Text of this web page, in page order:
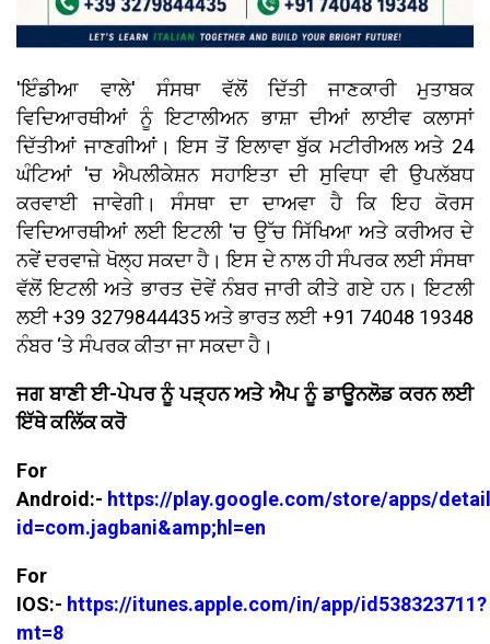
'ਇੰਡੀਆ ਵਾਲੇ' ਸੰਸਥਾ ਵੱਲੋਂ ਦਿੱਤੀ ਜਾਣਕਾਰੀ ਮੁਤਾਬਕ
ਵਿਦਿਆਰਥੀਆਂ ਨੂੰ ਇਟਾਲੀਅਨ ਭਾਸ਼ਾ ਦੀਆਂ ਲਾਈਵ ਕਲਾਸਾਂ
ਦਿੱਤੀਆਂ ਜਾਣਗੀਆਂ। ਇਸ ਤੋਂ ਇਲਾਵਾ ਬੁੱਕ ਮਟੀਰੀਅਲ ਅਤੇ 24
ਘੰਟਿਆਂ 'ਚ ਐਪਲੀਕੇਸ਼ਨ ਸਹਾਇਤਾ ਦੀ ਸੁਵਿਧਾ ਵੀ ਉਪਲੱਬਧ
ਕਰਵਾਈ ਜਾਵੇਗੀ। ਸੰਸਥਾ ਦਾ ਦਾਅਵਾ ਹੈ ਕਿ ਇਹ ਕੋਰਸ
ਵਿਦਿਆਰਥੀਆਂ ਲਈ ਇਟਲੀ 'ਚ ਉੱਚ ਸਿੱਖਿਆ ਅਤੇ ਕਰੀਅਰ ਦੇ
ਨਵੇਂ ਦਰਵਾਜ਼ੇ ਖੋਲ੍ਹ ਸਕਦਾ ਹੈ। ਇਸ ਦੇ ਨਾਲ ਹੀ ਸੰਪਰਕ ਲਈ ਸੰਸਥਾ
ਵੱਲੋਂ ਇਟਲੀ ਅਤੇ ਭਾਰਤ ਦੋਵੇਂ ਨੰਬਰ ਜਾਰੀ ਕੀਤੇ ਗਏ ਹਨ। ਇਟਲੀ
ਲਈ +39 3279844435 ਅਤੇ ਭਾਰਤ ਲਈ +91 74048 19348
ਨੰਬਰ ‘ਤੇ ਸੰਪਰਕ ਕੀਤਾ ਜਾ ਸਕਦਾ ਹੈ।
ਜਗ ਬਾਣੀ ਈ-ਪੇਪਰ ਨੂੰ ਪੜ੍ਹਨ ਅਤੇ ਐਪ ਨੂੰ ਡਾਊਨਲੋਡ ਕਰਨ ਲਈ
ਇੱਥੇ ਕਲਿੱਕ ਕਰੋ
For
Android:- https://play.google.com/store/apps/
id=com.jagbani&amp;hl=en
For
IOS:- https://itunes.apple.com/in/app/id538323711?
mt=8